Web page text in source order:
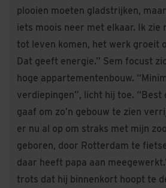
plooien moeten gladstrijken,
iets moois neer met elkaar. Ik zie
tot leven komen, het werk groeit
Dat geeft energie.” Sem focust
hoge appartementenbouw.
verdiepingen”, licht hij toe. “Best
gaaf om zo’n gebouw te zien
er nu al op om straks met mijn
geboren, door Rotterdam te
daar heeft papa aan
trots dat hij binnenkort hoopt te